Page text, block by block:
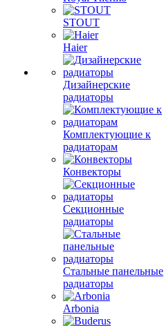
STOUT
Haier
Дизайнерские
радиаторы
Комплектующие к
радиаторам
Конвекторы
Секционные
радиаторы
Стальные панельные
радиаторы
Arbonia